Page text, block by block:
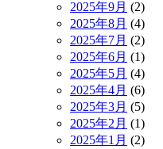
2025年9月 (2)
2025年8月 (4)
2025年7月 (2)
2025年6月 (1)
2025年5月 (4)
2025年4月 (6)
2025年3月 (5)
2025年2月 (1)
2025年1月 (2)